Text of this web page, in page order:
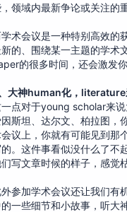
领域内最新争论或关注的
术会议是一种特别高效的
的、围绕某一主题的学术
的很多时间，还会激发
大神human化，literature
点对于young scholar来说
斯坦、达尔文、柏拉图，
议上，你就有可能见到那
。这件事看似没什么了不
写文章时候的样子，感觉
外参加学术会议还让我们有
一些细节和小故事，听大